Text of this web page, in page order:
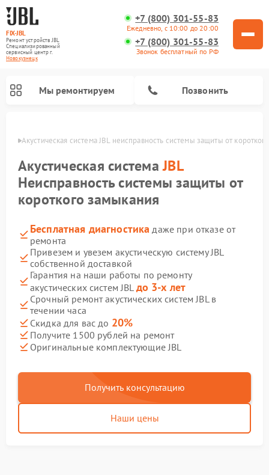
FIX-JBL
Ремонт устройств JBL
Специализированный
cервисный центр г.
Новокузнецк
+7 (800) 301-55-83
Ежедневно, с 10:00 до 20:00
+7 (800) 301-55-83
Звонок бесплатный по РФ
Мы ремонтируем Позвонить
Акустическая система JBL неисправность системы защиты от
Акустическая системаJBL
Неисправность системы защиты от
короткого замыкания
Бесплатная диагностика даже при отказе от
ремонта
Привезем и увезем акустическую систему JBL
собственной доставкой
Гарантия на наши работы по ремонту
акустических систем JBL до 3-х лет
Срочный ремонт акустических систем JBL в
течении часа
Скидка для вас до 20%
Получите 1500 рублей на ремонт
Оригинальные комплектующие JBL
Получить консультацию
Наши цены